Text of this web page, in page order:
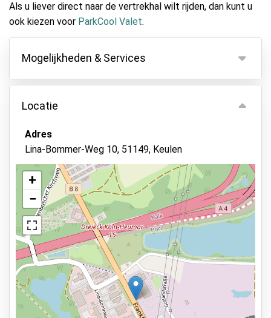
Als u liever direct naar de vertrekhal wilt rijden, dan kunt u
ook kiezen voor ParkCool Valet.
Mogelijkheden & Services
Mogelijkheden
Binnen parkeren
Autosleutels behouden
Camerabewaking
Bewaker ter plaatse
Beveiligd parkeren
Status van de auto
Verlicht terrein
Services
24 uur per dag geopend
Vooraf reserveren
Locatie
Adres
Lina-Bommer-Weg 10, 51149, Keulen
Bekijk op kaart
+
−